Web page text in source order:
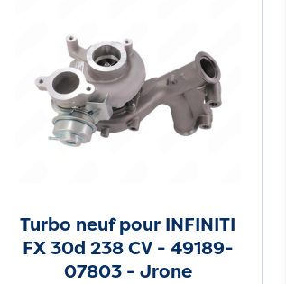
Turbo neuf pour INFINITI
FX 30d 238 CV - 49189-
07803 - Jrone